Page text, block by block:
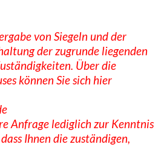
von Siegeln und der
der zugrunde liegenden
Über die
können Sie sich hier
Anfrage lediglich zur Kenntnis
Ihnen die zuständigen,